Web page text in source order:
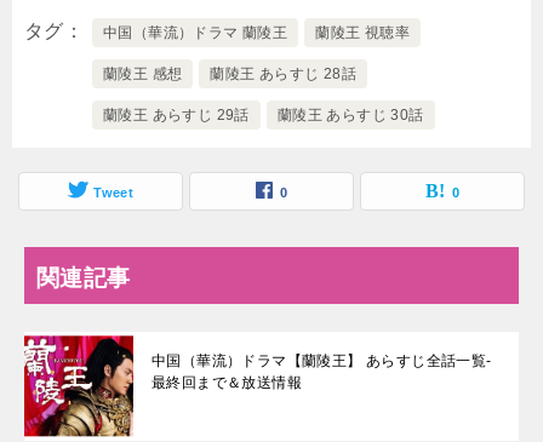
タグ 中国（華流）ドラマ 蘭陵王 蘭陵王 視聴率
蘭陵王 感想 蘭陵王 あらすじ 28話
蘭陵王 あらすじ 29話 蘭陵王 あらすじ 30話
Tweet 0 0
関連記事
中国（華流）ドラマ【蘭陵王】 あらすじ全話一覧-
最終回まで＆放送情報